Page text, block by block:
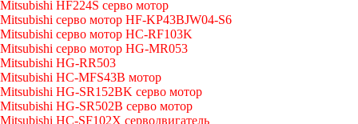
Mitsubishi HF224S серво мотор
Mitsubishi серво мотор HF-KP43BJW04-S6
Mitsubishi серво мотор HC-RF103K
Mitsubishi серво мотор HG-MR053
Mitsubishi HG-RR503
Mitsubishi HC-MFS43B мотор
Mitsubishi HG-SR152BK серво мотор
Mitsubishi HG-SR502B серво мотор
Mitsubishi HC-SF102X серводвигатель